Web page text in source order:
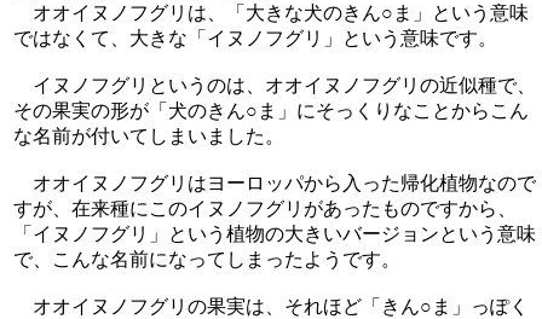
オオイヌノフグリは、「大きな犬のきん○ま」という意味
ではなくて、大きな「イヌノフグリ」という意味です。
イヌノフグリというのは、オオイヌノフグリの近似種で、
その果実の形が「犬のきん○ま」にそっくりなことからこん
な名前が付いてしまいました。
オオイヌノフグリはヨーロッパから入った帰化植物なので
すが、在来種にこのイヌノフグリがあったものですから、
「イヌノフグリ」という植物の大きいバージョンという意味
で、こんな名前になってしまったようです。
オオイヌノフグリの果実は、それほど「きん○ま」っぽく